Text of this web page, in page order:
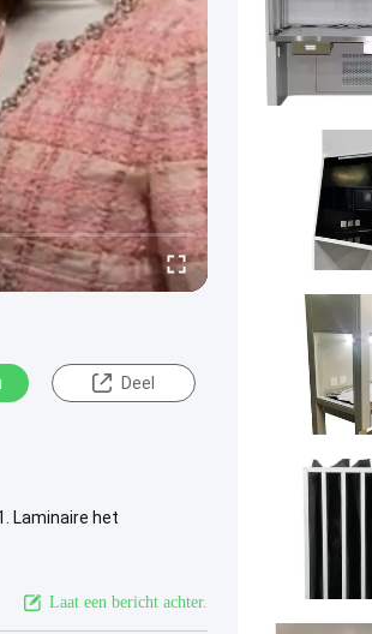
Deel
Laminaire het
Laat een bericht achter.